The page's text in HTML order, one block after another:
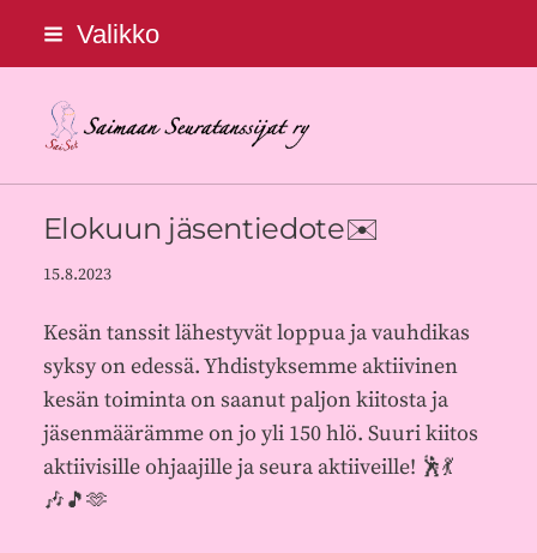
Siirry
sivun
sisältöön
Valikko
Saimaan Seuratanssijat ry
Elokuun jäsentiedote✉️
15.8.2023
Kesän tanssit lähestyvät loppua ja vauhdikas
syksy on edessä. Yhdistyksemme aktiivinen
kesän toiminta on saanut paljon kiitosta ja
jäsenmäärämme on jo yli 150 hlö. Suuri kiitos
aktiivisille ohjaajille ja seura aktiiveille! 🕺💃
🎶🎵🫶